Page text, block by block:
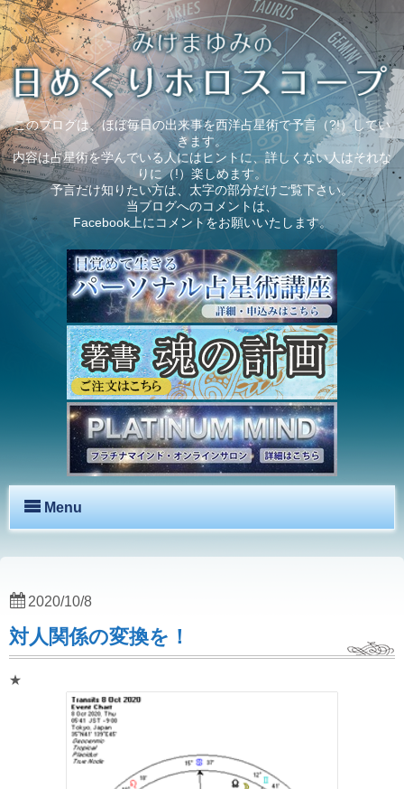
このブログは、ほぼ毎日の出来事を西洋占星術で予言（?!）してい
きます。
内容は占星術を学んでいる人にはヒントに、詳しくない人はそれな
りに（!）楽しめます。
予言だけ知りたい方は、太字の部分だけご覧下さい。
当ブログへのコメントは、
Facebook上にコメントをお願いいたします。
Menu
対人関係の変換を！
★
2020/10/8